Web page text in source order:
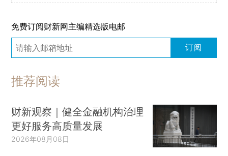
免费订阅财新网主编精选版电邮
订阅
推荐阅读
财新观察｜健全金融机构治理
更好服务高质量发展
2026年08月08日